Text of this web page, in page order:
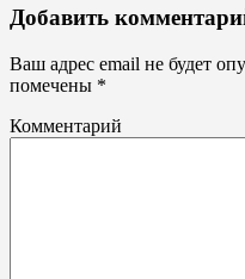
Новости,
акции
Добавить
Ваш адрес email не будет
помечены *
Комментарий